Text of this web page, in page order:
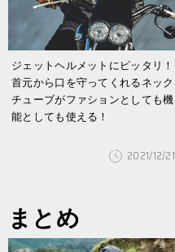
ジェットヘルメットにピッタリ！
首元から口を守ってくれるネック
チューブがファションとしても機
能としても使える！
2021/12/21
まとめ